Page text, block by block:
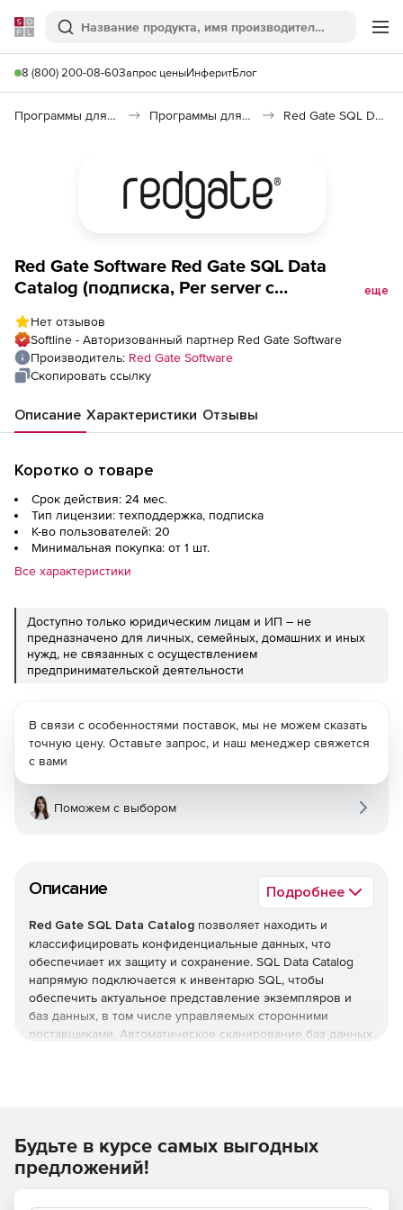
Softline
Поиск
8 (800) 200-08-60Запрос ценыИнферитБлог
Программы для программирования Программы для работы с базами данных Red Gate SQL Data Catalog
Red Gate Software Red Gate SQL Data
Catalog (подписка, Per server с
пользователей
еще
Нет отзывов
Softline - Авторизованный партнер Red Gate Software
Производитель: Red Gate Software
Скопировать ссылку
Описание Характеристики Отзывы
Коротко о товаре
Срок действия: 24 мес.
Тип лицензии: техподдержка, подписка
К-во пользователей: 20
Минимальная покупка: от 1 шт.
Все характеристики
Доступно только юридическим лицам и ИП – не
предназначено для личных, семейных, домашних и иных
нужд, не связанных с осуществлением
предпринимательской деятельности
Описание Подробнее
Red Gate SQL Data Catalog позволяет находить и
классифицировать конфиденциальные данных, что
обеспечиает их защиту и сохранение. SQL Data Catalog
напрямую подключается к инвентарю SQL, чтобы
обеспечить актуальное представление экземпляров и
баз данных, в том числе управляемых сторонними
поставщиками. Автоматическое сканирование баз данных
Автоматизированные классификационные предложения
позволяют быстро генерировать картину
В связи с особенностями поставок, мы не можем сказать
точную цену. Оставьте запрос, и наш менеджер свяжется
с вами
Поможем с выбором
Будьте в курсе самых выгодных
предложений!